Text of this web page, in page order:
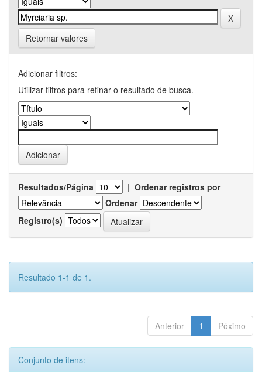
Retornar valores
Adicionar filtros:
Utilizar filtros para refinar o resultado de busca.
Resultados/Página | Ordenar registros por
Ordenar
Registro(s)
Resultado 1-1 de 1.
Anterior 1 Póximo
Conjunto de itens: